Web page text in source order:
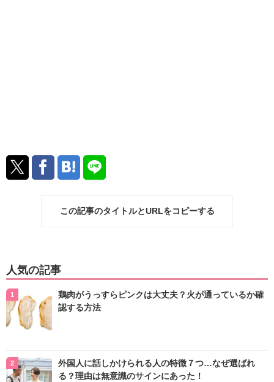
この記事のタイトルとURLをコピーする
人気の記事
鶏肉がうっすらピンクは大丈夫？火が通っているか確
認する方法
外国人に話しかけられる人の特徴７つ…なぜ選ばれ
る？理由は無意識のサインにあった！